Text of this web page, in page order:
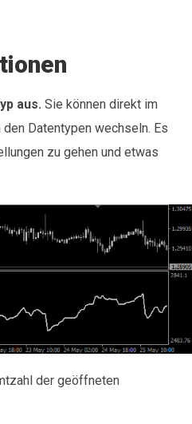
aus. Sie können direkt im
Datentypen wechseln. Es
zu gehen und etwas
der geöffneten